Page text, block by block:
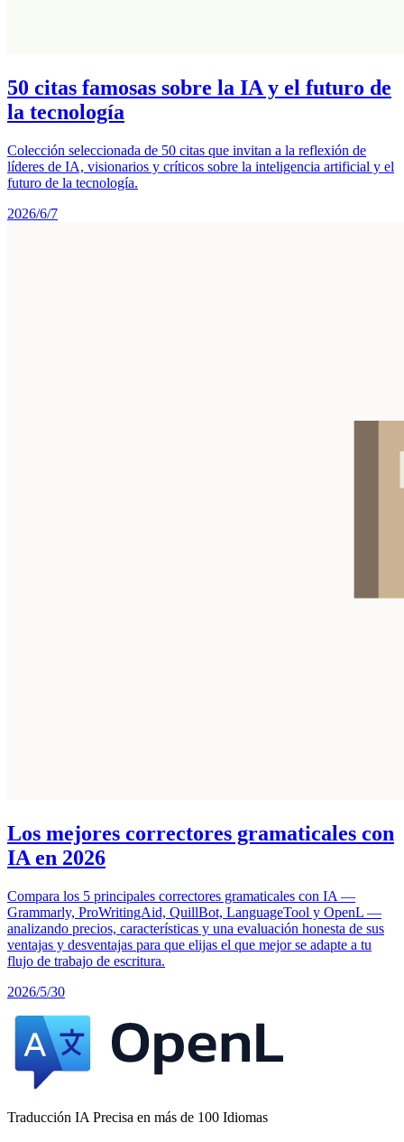
50 citas famosas sobre la IA y el futuro de
la tecnología
Colección seleccionada de 50 citas que invitan a la reflexión de
líderes de IA, visionarios y críticos sobre la inteligencia artificial y el
futuro de la tecnología.
2026/6/7
Los mejores correctores gramaticales con
IA en 2026
Compara los 5 principales correctores gramaticales con IA —
Grammarly, ProWritingAid, QuillBot, LanguageTool y OpenL —
analizando precios, características y una evaluación honesta de sus
ventajas y desventajas para que elijas el que mejor se adapte a tu
flujo de trabajo de escritura.
2026/5/30
Traducción IA Precisa en más de 100 Idiomas